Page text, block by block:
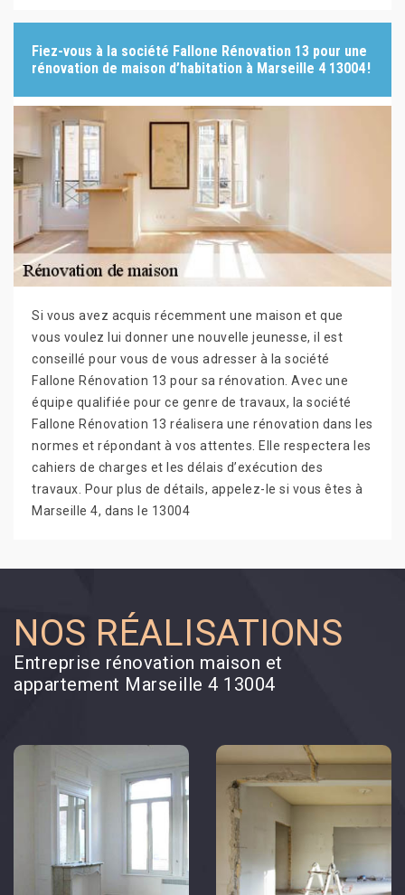
Fiez-vous à la société Fallone Rénovation 13 pour une
rénovation de maison d’habitation à Marseille 4 13004 !
Si vous avez acquis récemment une maison et que
vous voulez lui donner une nouvelle jeunesse, il est
conseillé pour vous de vous adresser à la société
Fallone Rénovation 13 pour sa rénovation. Avec une
équipe qualifiée pour ce genre de travaux, la société
Fallone Rénovation 13 réalisera une rénovation dans les
normes et répondant à vos attentes. Elle respectera les
cahiers de charges et les délais d’exécution des
travaux. Pour plus de détails, appelez-le si vous êtes à
Marseille 4, dans le 13004
NOS RÉALISATIONS
Entreprise rénovation maison et
appartement Marseille 4 13004